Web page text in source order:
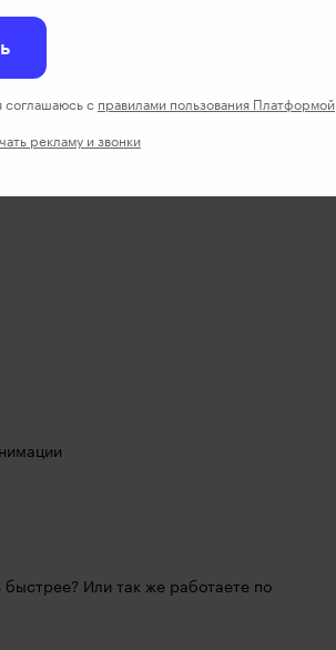
быстрее? Или так же работаете по
соглашаюсь с правилами пользования Платформой
рекламу и звонки